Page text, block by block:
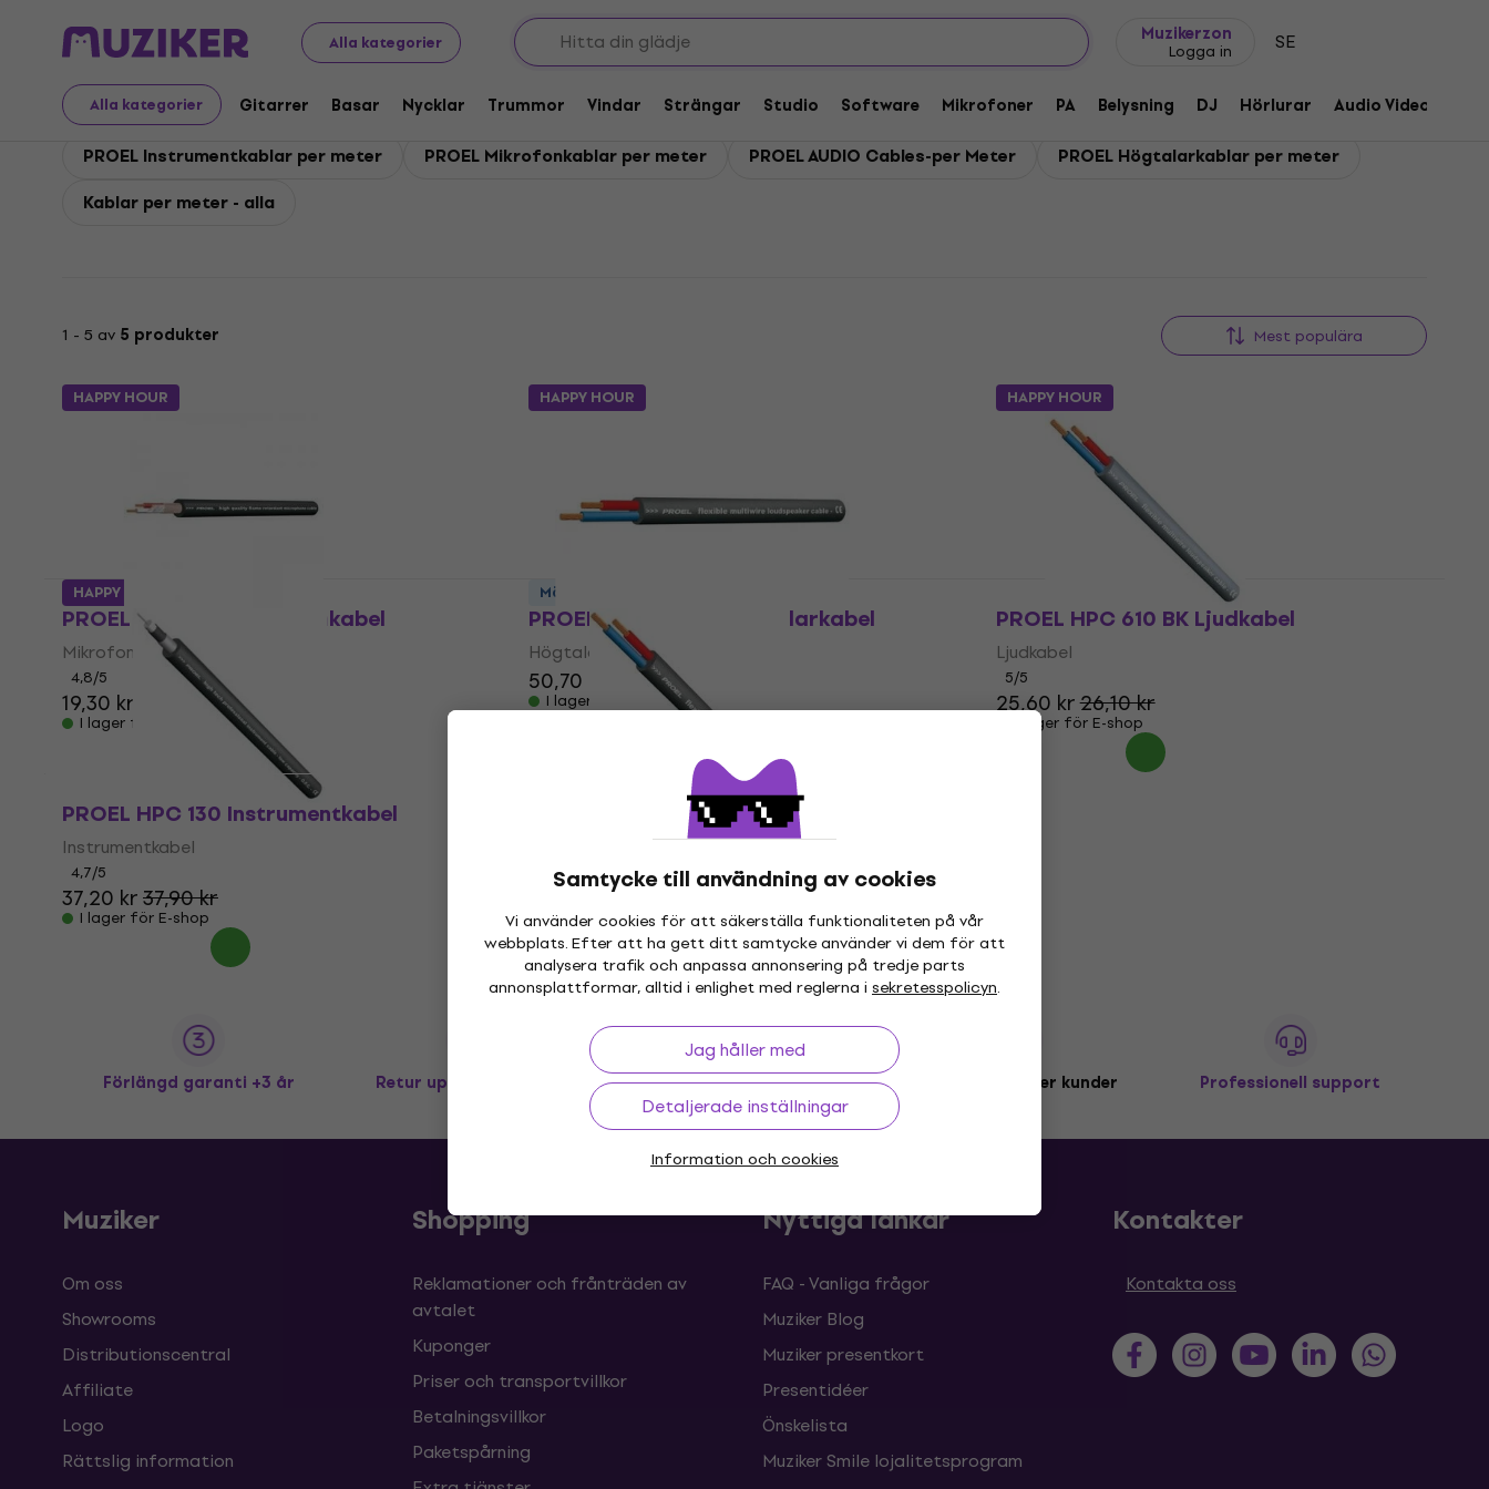
Alla kategorier
Muzikerzon
Logga in SE
Alla kategorier Gitarrer Basar Nycklar Trummor Vindar Strängar Studio Software Mikrofoner PA Belysning DJ Hörlurar Audio Video
Samtycke till användning av cookies
Vi använder cookies för att säkerställa funktionaliteten på vår
webbplats. Efter att ha gett ditt samtycke använder vi dem för att
analysera trafik och anpassa annonsering på tredje parts
annonsplattformar, alltid i enlighet med reglerna i sekretesspolicyn.
Jag håller med
Detaljerade inställningar
Information och cookies
PROEL Tillbehör Kablar, kontakter och adaptrar PROEL Kablar per meter
PROEL Kablar per meter
PROEL Instrumentkablar per meter PROEL Mikrofonkablar per meter PROEL AUDIO Cables-per Meter
PROEL Högtalarkablar per meter
Kablar per meter - alla
1 - 5 av 5 produkter Mest populära
HAPPY HOUR
PROEL HPC 250 Mikrofonkabel
Mikrofonkabel
4,8/5
19,30 kr
I lager för E-shop
HAPPY HOUR
PROEL HPC620BK Högtalarkabel
Högtalarkabel
50,70 kr
I lager för E-shop
HAPPY HOUR
PROEL HPC 610 BK Ljudkabel
Ljudkabel
5/5
25,60 kr26,10 kr
I lager för E-shop
HAPPY HOUR
PROEL HPC 130 Instrumentkabel
Instrumentkabel
4,7/5
37,20 kr37,90 kr
I lager för E-shop
Mängdrabatt
PROEL HPC 610 Högtalarkabel
4,8/5
Slut i lager
Förlängd garanti +3 år Retur upp till 30 dagar Prisgaranti Mer än 3 miljoner kunder Professionell support
Muziker
Om oss
Showrooms
Distributionscentral
Affiliate
Logo
Rättslig information
Shopping
Reklamationer och frånträden av
avtalet
Kuponger
Priser och transportvillkor
Betalningsvillkor
Paketspårning
Nyttiga länkar
FAQ - Vanliga frågor
Muziker Blog
Muziker presentkort
Presentidéer
Önskelista
Muziker Smile lojalitetsprogram
Kontakter
Kontakta oss